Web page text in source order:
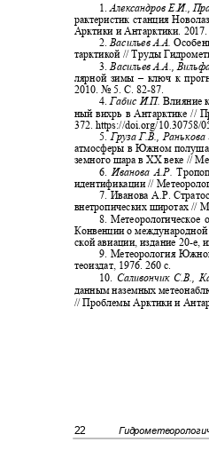
1. Александров Е.И.,
рактеристик станция
Арктики и Антарктики.
2.Васильев А.А.
тарктикой // Труды
3.Васильев А.А.,
лярной зимы– ключ к
2010. № 5. С. 82-87.
4.Габис И.П.Влияние
ный вихрь в Антарктике //
372. https://doi.org/10.30758/
5. Груза Г.В.,
атмосферы в Южном
земного шара в ХХ веке //
6. Иванова А.Р.
идентификации //
7. Иванова А.Р.
внетропических широтах //
8. Метеорологическое
Конвенции о
ской авиации, издание 20-е,
9. Метеорология
теоиздат, 1976. 260 с.
10. Саливончик С.В.,
данным наземных
// Проблемы Арктики и
22